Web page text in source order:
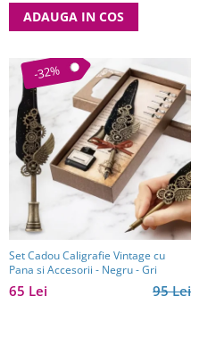
ADAUGA IN COS
-32%
Set Cadou Caligrafie Vintage cu
Pana si Accesorii - Negru - Gri
95 Lei
65 Lei